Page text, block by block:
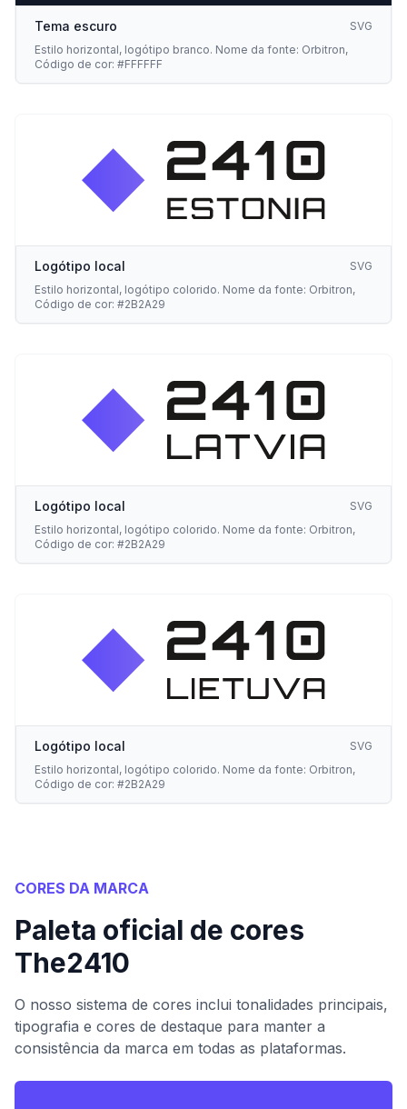
Tema escuro
SVG
Estilo horizontal, logótipo branco. Nome da fonte: Orbitron,
Código de cor: #FFFFFF
Logótipo local
SVG
Estilo horizontal, logótipo colorido. Nome da fonte: Orbitron,
Código de cor: #2B2A29
Logótipo local
SVG
Estilo horizontal, logótipo colorido. Nome da fonte: Orbitron,
Código de cor: #2B2A29
Logótipo local
SVG
Estilo horizontal, logótipo colorido. Nome da fonte: Orbitron,
Código de cor: #2B2A29
CORES DA MARCA
Paleta oficial de cores
The2410
O nosso sistema de cores inclui tonalidades principais,
tipografia e cores de destaque para manter a
consistência da marca em todas as plataformas.